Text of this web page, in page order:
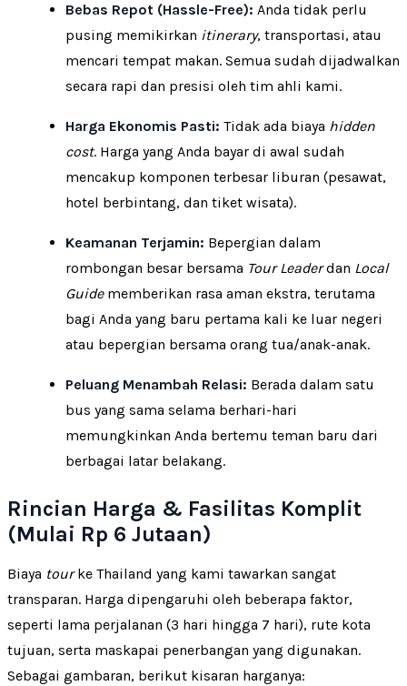
Bebas Repot (Hassle-Free): Anda tidak perlu
pusing memikirkan itinerary, transportasi, atau
mencari tempat makan. Semua sudah dijadwalkan
secara rapi dan presisi oleh tim ahli kami.
Harga Ekonomis Pasti: Tidak ada biaya hidden
cost. Harga yang Anda bayar di awal sudah
mencakup komponen terbesar liburan (pesawat,
hotel berbintang, dan tiket wisata).
Keamanan Terjamin: Bepergian dalam
rombongan besar bersama Tour Leaderdan Local
Guidememberikan rasa aman ekstra, terutama
bagi Anda yang baru pertama kali ke luar negeri
atau bepergian bersama orang tua/anak-anak.
Peluang Menambah Relasi: Berada dalam satu
bus yang sama selama berhari-hari
memungkinkan Anda bertemu teman baru dari
berbagai latar belakang.
Rincian Harga & Fasilitas Komplit
(Mulai Rp 6 Jutaan)
Biaya tourke Thailand yang kami tawarkan sangat
transparan. Harga dipengaruhi oleh beberapa faktor,
seperti lama perjalanan (3 hari hingga 7 hari), rute kota
tujuan, serta maskapai penerbangan yang digunakan.
Sebagai gambaran, berikut kisaran harganya: